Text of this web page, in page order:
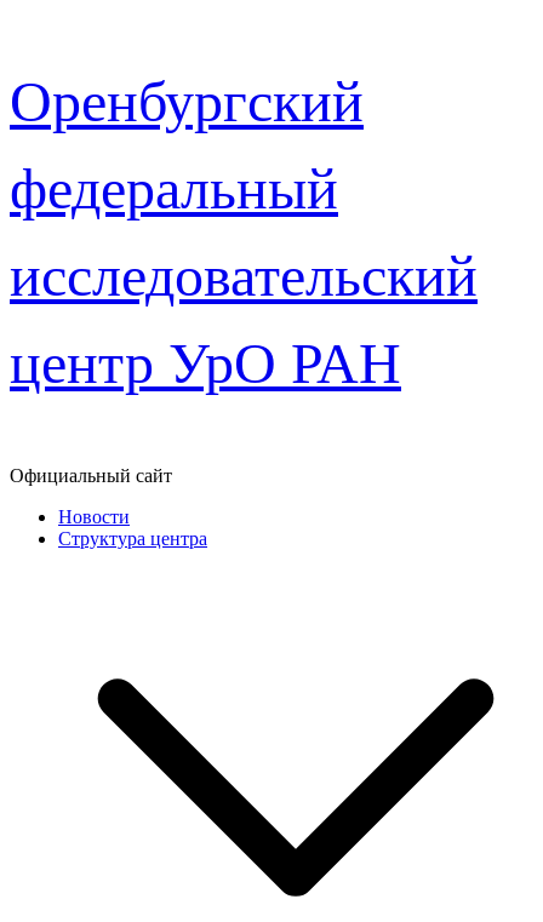
к
содержимому
Оренбургский
федеральный
исследовательский
центр УрО РАН
Официальный сайт
Новости
Структура центра